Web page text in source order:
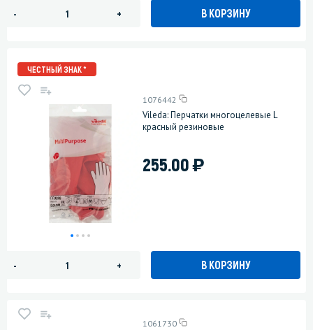
- + В КОРЗИНУ
ЧЕСТНЫЙ ЗНАК *
1076442
Vileda: Перчатки многоцелевые L
красный резиновые
255.00)
- + В КОРЗИНУ
1061730